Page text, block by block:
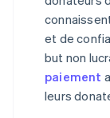
et de
but non
paiement
leurs